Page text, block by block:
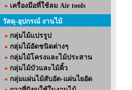
เครื่องมือที่ใช้ลม Air tools
วัสดุ-อุปกรณ์ งานไม้
กลุ่มไม้แปรรูป
กลุ่มไม้อัดชนิดต่างๆ
กลุ่มไม้โครงและไม้ประสาน
กลุ่มไม้บัวและไม้คิ้ว
กลุ่มแผ่นไม้สับอัด-แผ่นไยอัด